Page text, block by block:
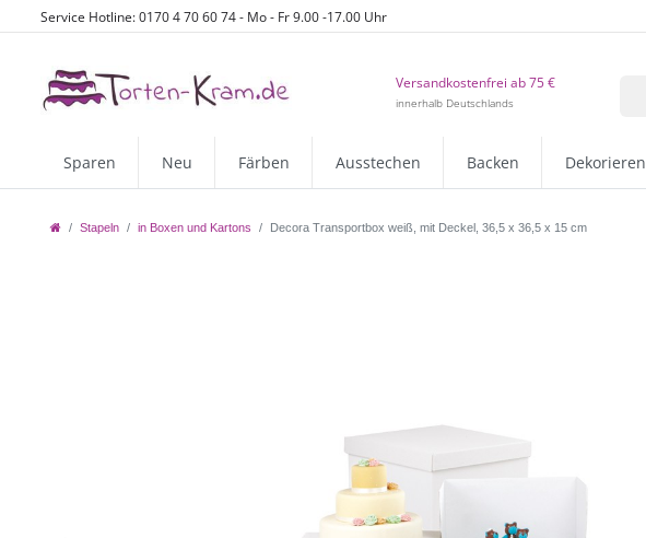
Service Hotline: 0170 4 70 60 74 - Mo - Fr 9.00 -17.00 Uhr
Versandkostenfrei ab 75 €
innerhalb Deutschlands
Sparen Neu Färben Ausstechen Backen Dekorieren
Stapeln in Boxen und Kartons Decora Transportbox weiß, mit Deckel, 36,5 x 36,5 x 15 cm